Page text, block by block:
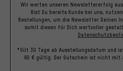
Wir werten unseren Newslettererfolg
Bist Du bereits Kunde bei uns,
Bestellungen, um die Newsletter Deinen
somit diesen für Dich wertvoller
*Gilt 30 Tage ab Ausstellungsdatum und
60 € gültig. Der Gutschein ist nicht mit